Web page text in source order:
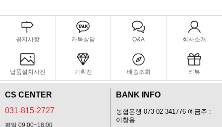
공지사항 카톡상담 Q&A 회사소개
납품설치사진 기획전 배송조회 리뷰
CS CENTER
031-815-2727
평일 09:00~18:00
BANK INFO
농협은행 073-02-341776 예금주 :
이창용